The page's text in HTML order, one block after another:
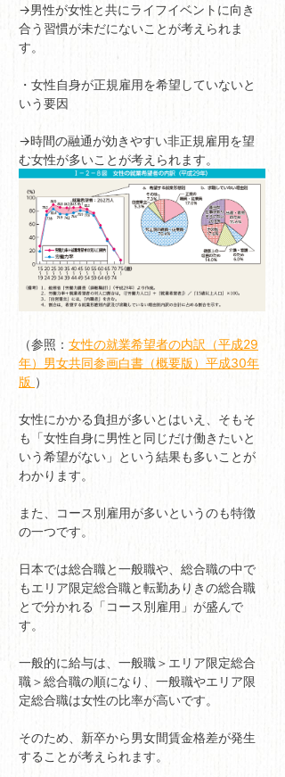
→男性が女性と共にライフイベントに向き
合う習慣が未だにないことが考えられま
す。
・女性自身が正規雇用を希望していないと
いう要因
→時間の融通が効きやすい非正規雇用を望
む女性が多いことが考えられます。
（参照： 女性の就業希望者の内訳（平成29
年）男女共同参画白書（概要版）平成30年
版 ）
女性にかかる負担が多いとはいえ、そもそ
も「女性自身に男性と同じだけ働きたいと
いう希望がない」という結果も多いことが
わかります。
また、コース別雇用が多いというのも特徴
の一つです。
日本では総合職と一般職や、総合職の中で
もエリア限定総合職と転勤ありきの総合職
とで分かれる「コース別雇用」が盛んで
す。
一般的に給与は、一般職＞エリア限定総合
職＞総合職の順になり、一般職やエリア限
定総合職は女性の比率が高いです。
そのため、新卒から男女間賃金格差が発生
することが考えられます。